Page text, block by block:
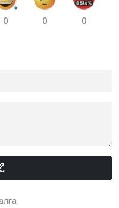
0 0 0